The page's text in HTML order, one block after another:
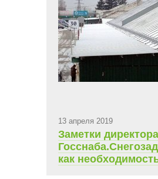
13 апреля 2019
Заметки директора
как